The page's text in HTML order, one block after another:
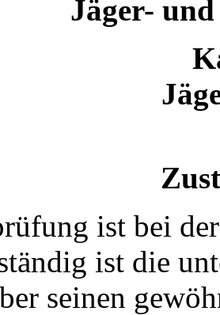
Jäger-
ist bei
ist die
seinen